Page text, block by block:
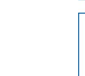
算数